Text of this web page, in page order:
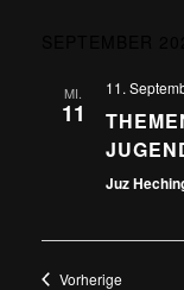
MI.
11
11.
Juz
Vorherige